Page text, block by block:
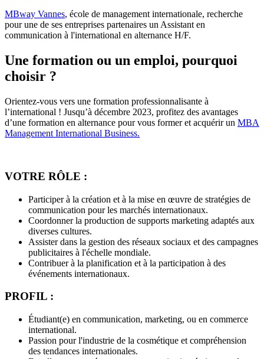
MBway Vannes, école de management internationale, recherche
pour une de ses entreprises partenaires un Assistant en
communication à l'international en alternance H/F.
Une formation ou un emploi, pourquoi
choisir ?
Orientez-vous vers une formation professionnalisante à
l’international ! Jusqu’à décembre 2023, profitez des avantages
d’une formation en alternance pour vous former et acquérir un ​MBA
Management International Business.
VOTRE RÔLE :
Participer à la création et à la mise en œuvre de stratégies de
communication pour les marchés internationaux.
Coordonner la production de supports marketing adaptés aux
diverses cultures.
Assister dans la gestion des réseaux sociaux et des campagnes
publicitaires à l'échelle mondiale.
Contribuer à la planification et à la participation à des
événements internationaux.
PROFIL :
Étudiant(e) en communication, marketing, ou en commerce
international.
Passion pour l'industrie de la cosmétique et compréhension
des tendances internationales.